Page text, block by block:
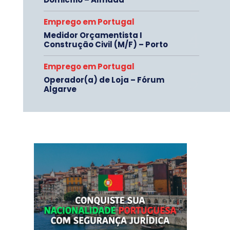
Emprego em Portugal
Medidor Orçamentista I
Construção Civil (M/F) – Porto
Emprego em Portugal
Operador(a) de Loja – Fórum
Algarve